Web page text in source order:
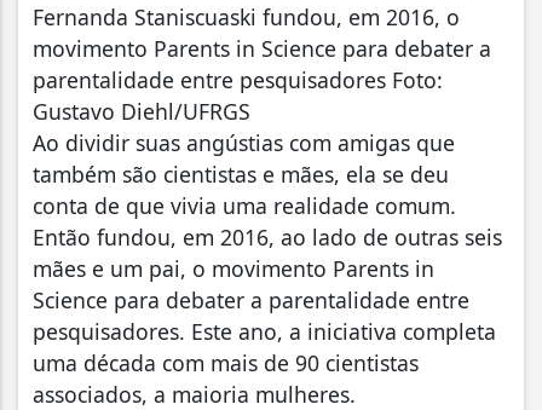
Fernanda Staniscuaski fundou, em 2016, o
movimento Parents in Science para debater a
parentalidade entre pesquisadores Foto:
Gustavo Diehl/UFRGS
Ao dividir suas angústias com amigas que
também são cientistas e mães, ela se deu
conta de que vivia uma realidade comum.
Então fundou, em 2016, ao lado de outras seis
mães e um pai, o movimento Parents in
Science para debater a parentalidade entre
pesquisadores. Este ano, a iniciativa completa
uma década com mais de 90 cientistas
associados, a maioria mulheres.